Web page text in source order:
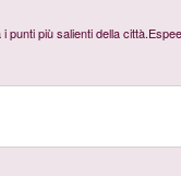
più salienti della